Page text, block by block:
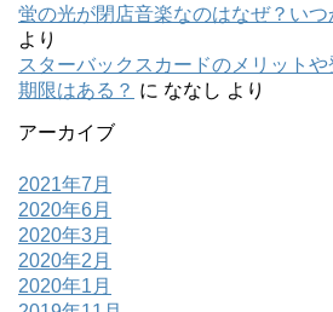
蛍の光が閉店音楽なのはなぜ？いつ
より
スターバックスカードのメリット
期限はある？ に ななし より
アーカイブ
2021年7月
2020年6月
2020年3月
2020年2月
2020年1月